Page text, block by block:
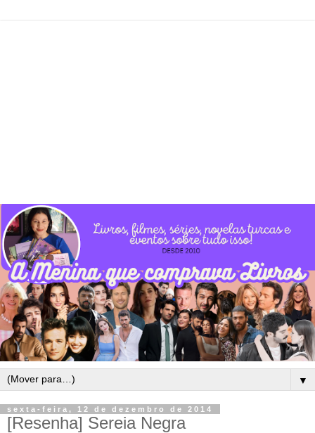
▼
sexta-feira, 12 de dezembro de 2014
[Resenha] Sereia Negra